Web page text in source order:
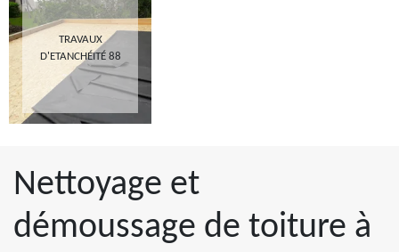
TRAVAUX
D'ETANCHÉITÉ 88
Nettoyage et
démoussage de toiture à